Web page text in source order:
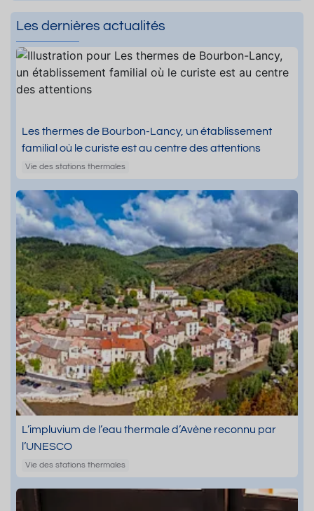
Les dernières actualités
Les thermes de Bourbon-Lancy, un établissement
familial où le curiste est au centre des attentions
Vie des stations thermales
L’impluvium de l’eau thermale d’Avène reconnu par
l’UNESCO
Vie des stations thermales